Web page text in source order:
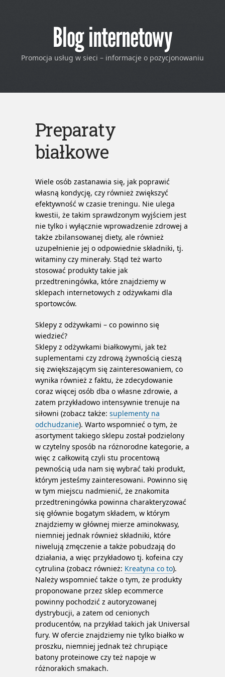
Blog internetowy
Promocja usług w sieci – informacje o pozycjonowaniu
Preparaty
białkowe
Wiele osób zastanawia się, jak poprawić
własną kondycję, czy również zwiększyć
efektywność w czasie treningu. Nie ulega
kwestii, że takim sprawdzonym wyjściem jest
nie tylko i wyłącznie wprowadzenie zdrowej a
także zbilansowanej diety, ale również
uzupełnienie jej o odpowiednie składniki, tj.
witaminy czy minerały. Stąd też warto
stosować produkty takie jak
przedtreningówka, które znajdziemy w
sklepach internetowych z odżywkami dla
sportowców.
Sklepy z odżywkami – co powinno się
wiedzieć?
Sklepy z odżywkami białkowymi, jak też
suplementami czy zdrową żywnością cieszą
się zwiększającym się zainteresowaniem, co
wynika również z faktu, że zdecydowanie
coraz więcej osób dba o własne zdrowie, a
zatem przykładowo intensywnie trenuje na
siłowni (zobacz także: suplementy na
odchudzanie). Warto wspomnieć o tym, że
asortyment takiego sklepu został podzielony
w czytelny sposób na różnorodne kategorie, a
więc z całkowitą czyli stu procentową
pewnością uda nam się wybrać taki produkt,
którym jesteśmy zainteresowani. Powinno się
w tym miejscu nadmienić, że znakomita
przedtreningówka powinna charakteryzować
się głównie bogatym składem, w którym
znajdziemy w głównej mierze aminokwasy,
niemniej jednak również składniki, które
niwelują zmęczenie a także pobudzają do
działania, a więc przykładowo tj. kofeina czy
cytrulina (zobacz również: Kreatyna co to).
Należy wspomnieć także o tym, że produkty
proponowane przez sklep ecommerce
powinny pochodzić z autoryzowanej
dystrybucji, a zatem od cenionych
producentów, na przykład takich jak Universal
fury. W ofercie znajdziemy nie tylko białko w
proszku, niemniej jednak też chrupiące
batony proteinowe czy też napoje w
różnorakich smakach.